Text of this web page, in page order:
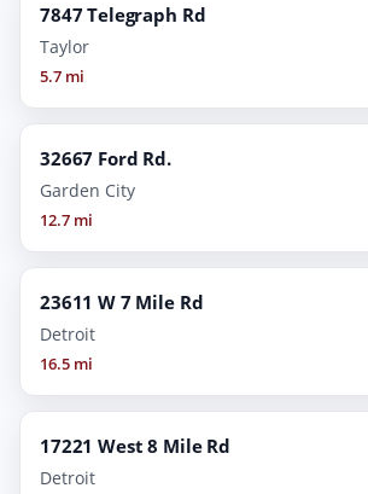
7847 Telegraph Rd
Taylor
5.7 mi
32667 Ford Rd.
Garden City
12.7 mi
23611 W 7 Mile Rd
Detroit
16.5 mi
17221 West 8 Mile Rd
Detroit